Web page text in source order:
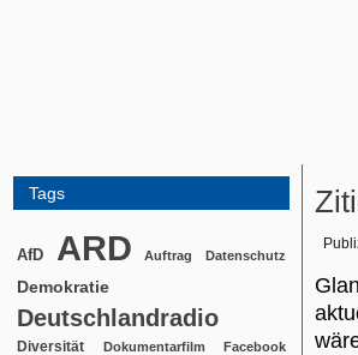
Tags
AfD ARD Auftrag Datenschutz
Demokratie
Deutschlandradio
Diversität Dokumentarfilm Facebook